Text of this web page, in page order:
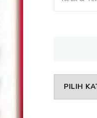
Sesuatu?
DAFTAR
MENU